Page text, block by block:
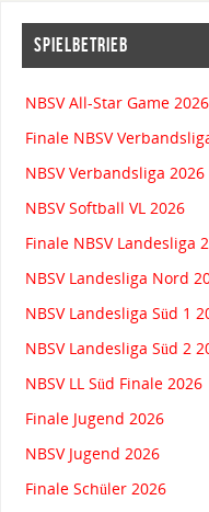
SPIELBETRIEB
NBSV All-Star Game 2026
Finale NBSV
NBSV Verbandsliga 2026
NBSV Softball VL 2026
Finale NBSV Landesliga
NBSV Landesliga Nord
NBSV Landesliga Süd 1
NBSV Landesliga Süd 2
NBSV LL Süd Finale 2026
Finale Jugend 2026
NBSV Jugend 2026
Finale Schüler 2026